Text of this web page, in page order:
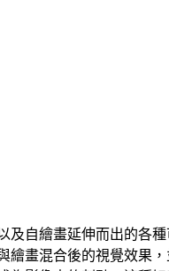
自繪畫延伸而出的各種
繪畫混合後的視覺效果